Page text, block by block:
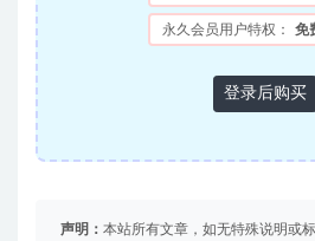
永久会员用户特权： 免
登录后购买
声明： 本站所有文章，如无特殊说明或